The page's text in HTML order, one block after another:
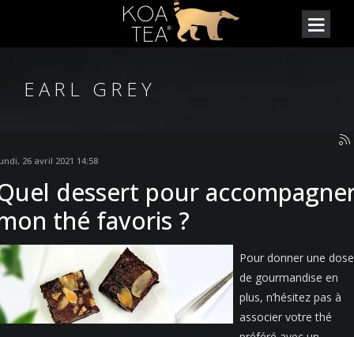
EARL GREY
26 avril 2021 14:58
dessert pour
thé favoris ?
Pour donner une dose
de gourmandise en
plus, n’hésitez pas à
associer votre thé